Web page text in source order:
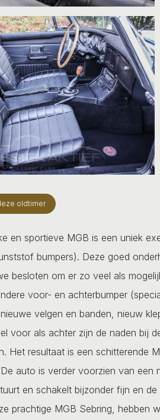
oldtimer
en sportieve MGB is een uniek
bumpers). Deze goed
besloten om er zo veel als
voor- en achterbumper
velgen en banden, nieuw
voor als achter zijn de naden bij
Het resultaat is een schitterende
auto is verder voorzien van een
en schakelt bijzonder fijn en
prachtige MGB Sebring, hebben